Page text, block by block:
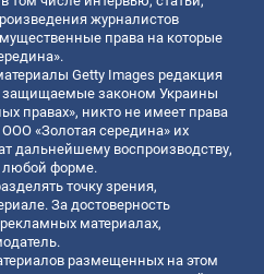
журналистов
права на которые
Getty Images редакция
защищаемые законом Украины
правах», никто не имеет права
«Золотая середина» их
дальнейшему воспроизводству,
любой форме.
точку зрения,
За достоверность
материалах,
размещенных на этом